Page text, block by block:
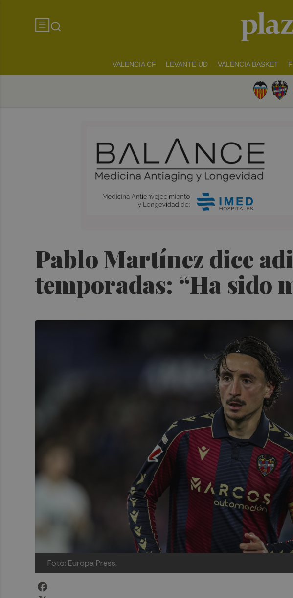
VALENCIA CF LEVANTE UD VALENCIA BASKET
Pablo Martínez dice
temporadas: “Ha sido
Foto: Europa Press.